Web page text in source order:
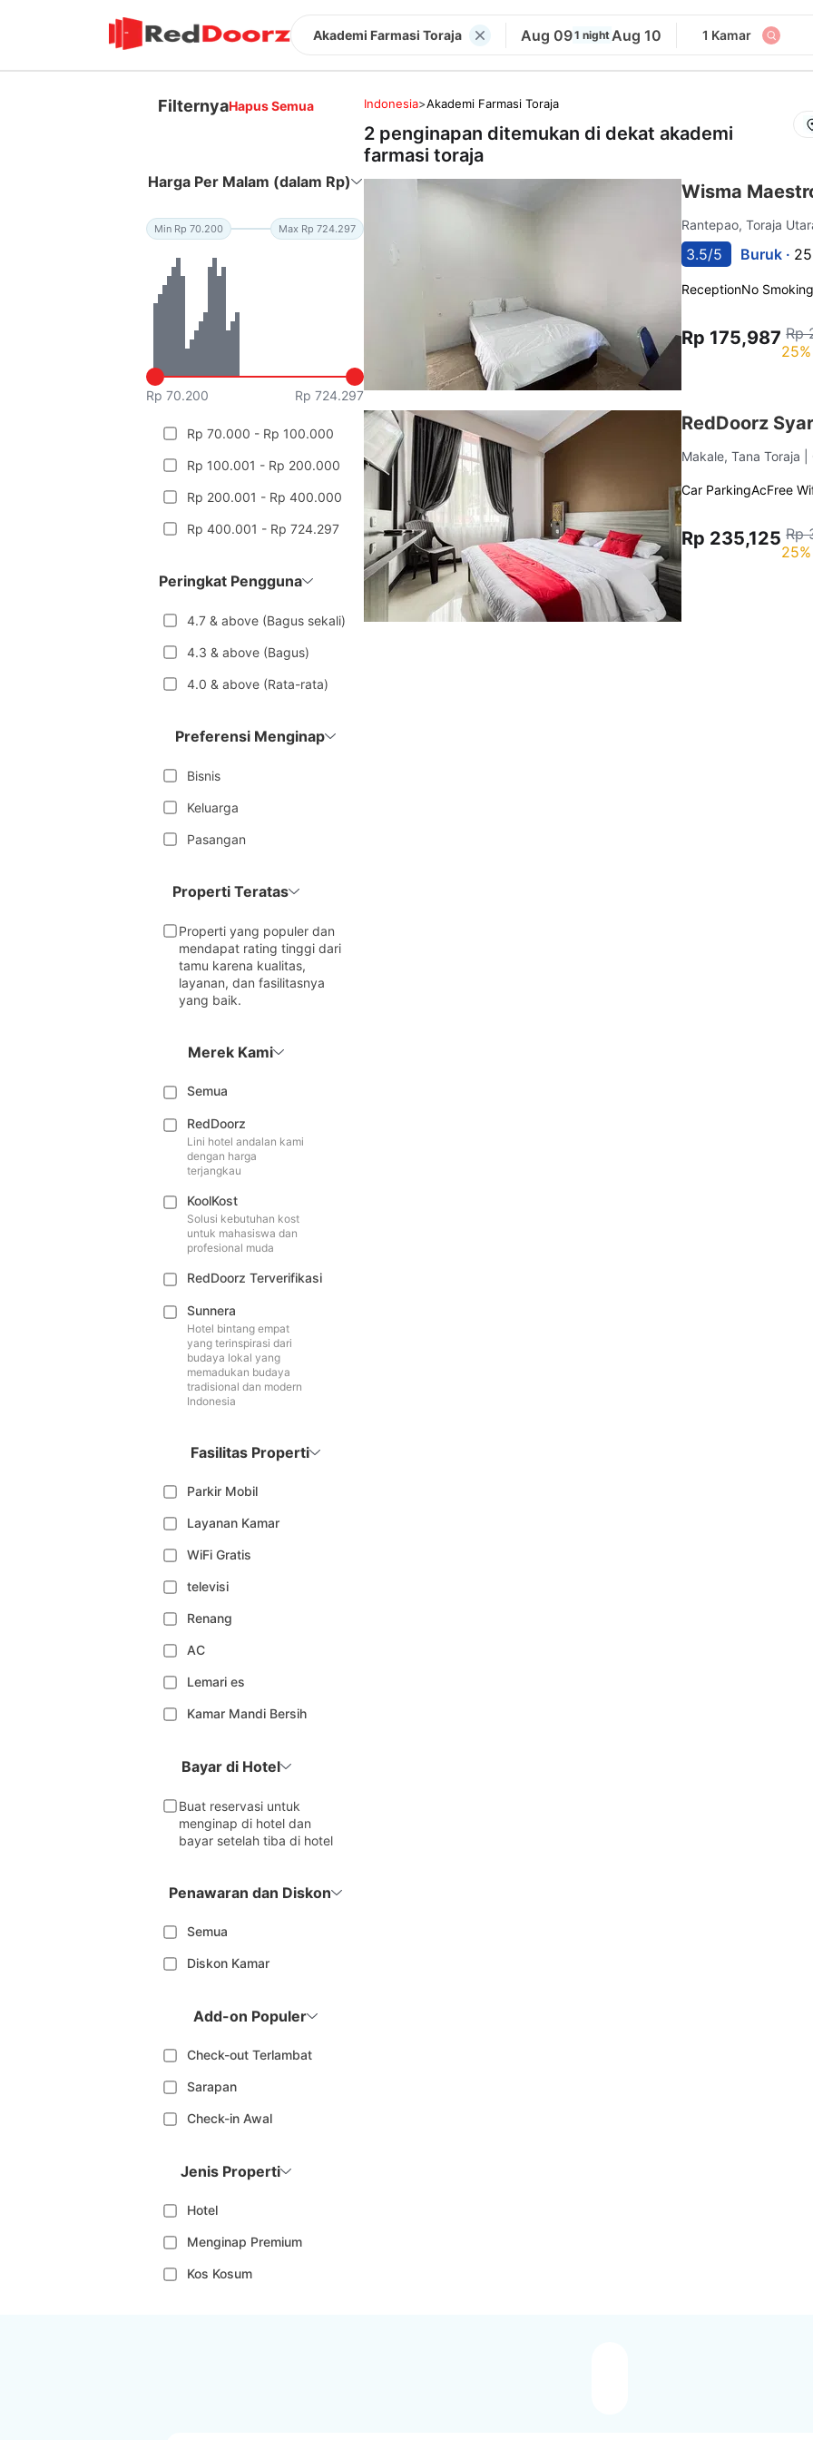
Akademi Farmasi Toraja Aug 091 night Aug 10 1 Kamar
FilternyaHapus Semua
Harga Per Malam (dalam Rp)
Min Rp 70.200 Max Rp 724.297
Rp 70.200 Rp 724.297
Rp 70.000 - Rp 100.000
Rp 100.001 - Rp 200.000
Rp 200.001 - Rp 400.000
Rp 400.001 - Rp 724.297
Peringkat Pengguna
4.7 & above (Bagus sekali)
4.3 & above (Bagus)
4.0 & above (Rata-rata)
Preferensi Menginap
Bisnis
Keluarga
Pasangan
Properti Teratas
Properti yang populer dan
mendapat rating tinggi dari
tamu karena kualitas,
layanan, dan fasilitasnya
yang baik.
Merek Kami
Semua
RedDoorz
Lini hotel andalan kami
dengan harga
terjangkau
KoolKost
Solusi kebutuhan kost
untuk mahasiswa dan
profesional muda
RedDoorz Terverifikasi
Sunnera
Hotel bintang empat
yang terinspirasi dari
budaya lokal yang
memadukan budaya
tradisional dan modern
Indonesia
Fasilitas Properti
Parkir Mobil
Layanan Kamar
WiFi Gratis
televisi
Renang
AC
Lemari es
Kamar Mandi Bersih
Bayar di Hotel
Buat reservasi untuk
menginap di hotel dan
bayar setelah tiba di hotel
Penawaran dan Diskon
Semua
Diskon Kamar
Add-on Populer
Check-out Terlambat
Sarapan
Check-in Awal
Jenis Properti
Hotel
Menginap Premium
Kos Kosum
Indonesia>Akademi Farmasi Toraja
2 penginapan ditemukan di dekat akademi
farmasi toraja
Wisma
Rantepao, Toraja
3.5/5 Buruk ·
ReceptionNo
Rp 175,987 Rp
RedDoorz
Makale, Tana Toraja
Car ParkingAcFree
Rp 235,125 Rp